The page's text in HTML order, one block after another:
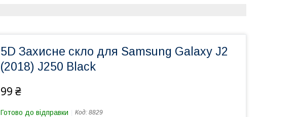
5D Захисне скло для Samsung Galaxy J2
(2018) J250 Black
99 ₴
Готово до відправки Код: 8829